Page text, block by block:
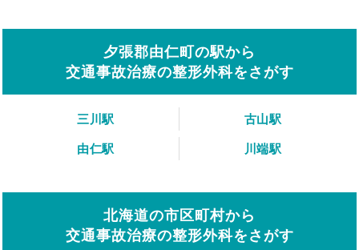
夕張郡由仁町の駅から
交通事故治療の整形外科をさがす
三川駅
古山駅
由仁駅
川端駅
北海道の市区町村から
交通事故治療の整形外科をさがす